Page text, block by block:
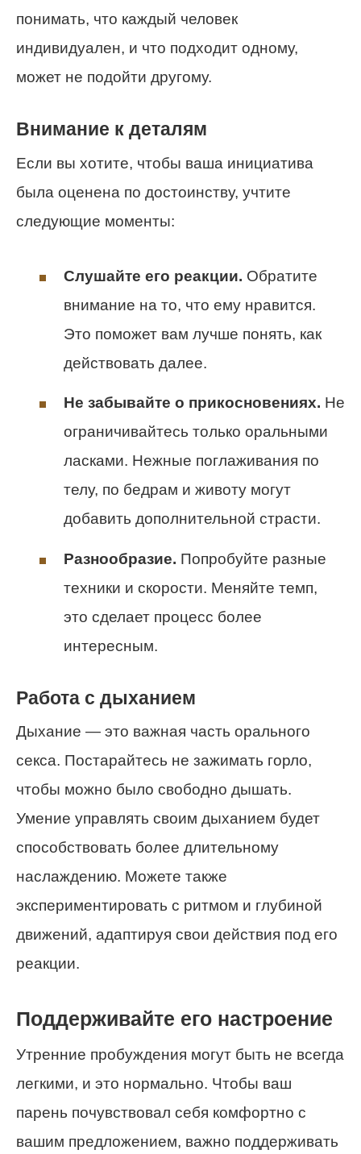
понимать, что каждый человек
индивидуален, и что подходит одному,
может не подойти другому.
Внимание к деталям
Если вы хотите, чтобы ваша инициатива
была оценена по достоинству, учтите
следующие моменты:
Слушайте его реакции. Обратите
внимание на то, что ему нравится.
Это поможет вам лучше понять, как
действовать далее.
Не забывайте о прикосновениях. Не
ограничивайтесь только оральными
ласками. Нежные поглаживания по
телу, по бедрам и животу могут
добавить дополнительной страсти.
Разнообразие. Попробуйте разные
техники и скорости. Меняйте темп,
это сделает процесс более
интересным.
Работа с дыханием
Дыхание — это важная часть орального
секса. Постарайтесь не зажимать горло,
чтобы можно было свободно дышать.
Умение управлять своим дыханием будет
способствовать более длительному
наслаждению. Можете также
экспериментировать с ритмом и глубиной
движений, адаптируя свои действия под его
реакции.
Поддерживайте его настроение
Утренние пробуждения могут быть не всегда
легкими, и это нормально. Чтобы ваш
парень почувствовал себя комфортно с
вашим предложением, важно поддерживать